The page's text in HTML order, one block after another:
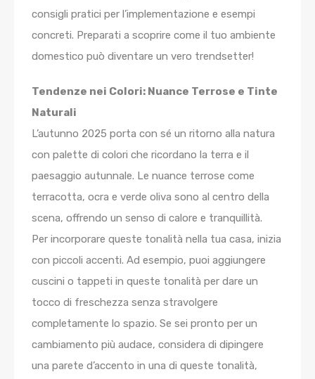
consigli pratici per l’implementazione e esempi
concreti. Preparati a scoprire come il tuo ambiente
domestico può diventare un vero trendsetter!
Tendenze nei Colori: Nuance Terrose e Tinte
Naturali
L’autunno 2025 porta con sé un ritorno alla natura
con palette di colori che ricordano la terra e il
paesaggio autunnale. Le nuance terrose come
terracotta, ocra e verde oliva sono al centro della
scena, offrendo un senso di calore e tranquillità.
Per incorporare queste tonalità nella tua casa, inizia
con piccoli accenti. Ad esempio, puoi aggiungere
cuscini o tappeti in queste tonalità per dare un
tocco di freschezza senza stravolgere
completamente lo spazio. Se sei pronto per un
cambiamento più audace, considera di dipingere
una parete d’accento in una di queste tonalità,